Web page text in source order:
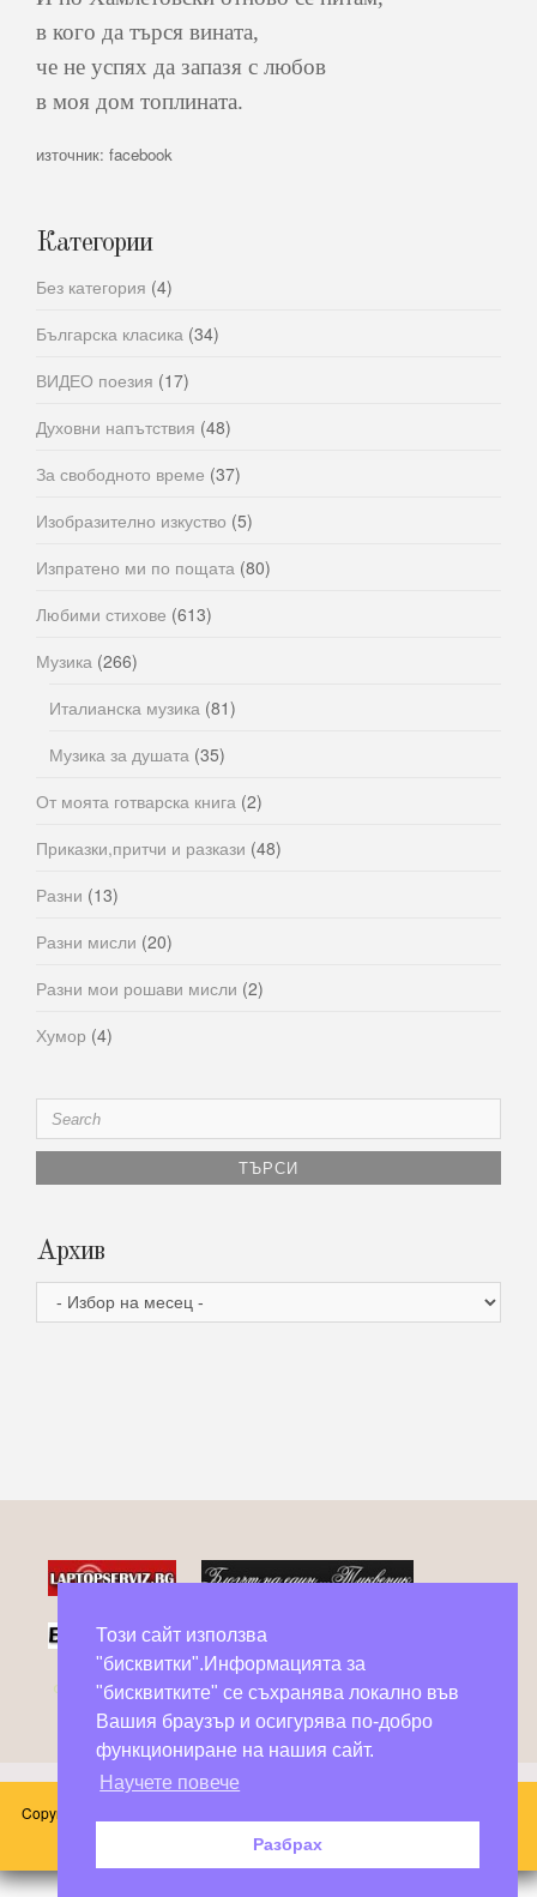
в кого да търся вината,
че не успях да запазя с любов
в моя дом топлината.
източник: facebook
Категории
Без категория (4)
Българска класика (34)
ВИДЕО поезия (17)
Духовни напътствия (48)
За свободното време (37)
Изобразително изкуство (5)
Изпратено ми по пощата (80)
Любими стихове (613)
Музика (266)
Италианска музика (81)
Музика за душата (35)
От моята готварска книга (2)
Приказки,притчи и разкази (48)
Разни (13)
Разни мисли (20)
Разни мои рошави мисли (2)
Хумор (4)
Search
for:
Архив
Архив
Фейсбук групи в помощ на бездомни животни
Copyright © 2026 Блог Слънчоглед. Всички произведения, публикувани в
този сайт принадлежат на техните автори.
Този сайт използва
"бисквитки".Информацията за
"бисквитките" се съхранява локално във
Вашия браузър и осигурява по-добро
функциониране на нашия сайт.
Научете повече
Разбрах